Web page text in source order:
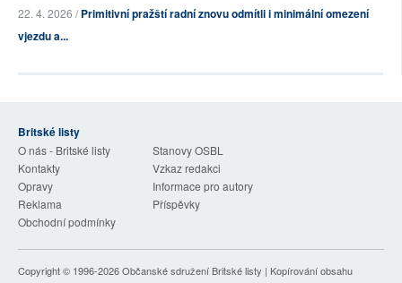
22. 4. 2026 /Primitivní pražští radní znovu odmítli i minimální omezení
vjezdu a...
Britské listy
O nás - Britské listy
Stanovy OSBL
Kontakty
Vzkaz redakci
Opravy
Informace pro autory
Reklama
Příspěvky
Obchodní podmínky
Copyright © 1996-2026Občanské sdružení Britské listy | Kopírování obsahu